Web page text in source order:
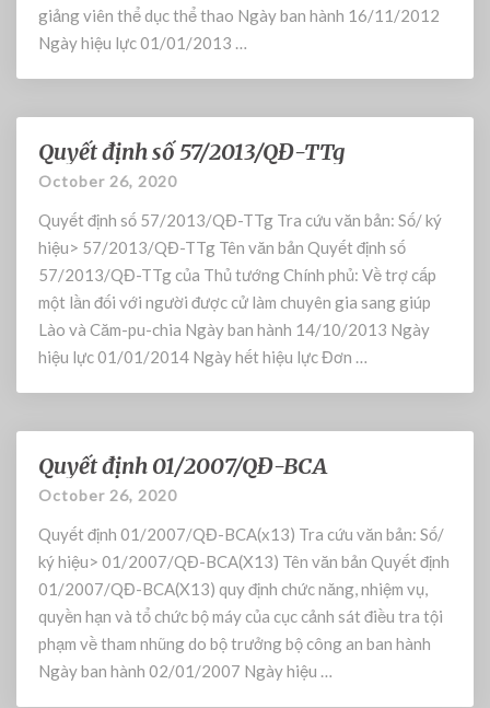
-
T
T
h
s
ố
/
2
1
2
/
-
T
T
giảng viên thể dục thể thao Ngày ban hành 16/11/2012
Ngày hiệu lực 01/01/2013 …
Q
u
ế
t
đ
ị
n
h
s
ố
/
2
1
3
/
Đ
-
T
Quyết định số 57/2013/QĐ-TTg
October 26, 2020
Quyết định số 57/2013/QĐ-TTg Tra cứu văn bản: Số/ ký
hiệu> 57/2013/QĐ-TTg Tên văn bản Quyết định số
57/2013/QĐ-TTg của Thủ tướng Chính phủ: Về trợ cấp
một lần đối với người được cử làm chuyên gia sang giúp
Lào và Căm-pu-chia Ngày ban hành 14/10/2013 Ngày
hiệu lực 01/01/2014 Ngày hết hiệu lực Đơn …
Q
u
ế
t
đ
ị
n
h
0
Quyết định 01/2007/QĐ-BCA
October 26, 2020
Quyết định 01/2007/QĐ-BCA(x13) Tra cứu văn bản: Số/
ký hiệu> 01/2007/QĐ-BCA(X13) Tên văn bản Quyết định
01/2007/QĐ-BCA(X13) quy định chức năng, nhiệm vụ,
quyền hạn và tổ chức bộ máy của cục cảnh sát điều tra tội
phạm về tham nhũng do bộ trưởng bộ công an ban hành
Ngày ban hành 02/01/2007 Ngày hiệu …